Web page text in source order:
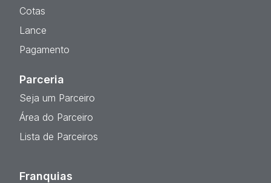
Cotas
Lance
Pagamento
Parceria
Seja um Parceiro
Área do Parceiro
Lista de Parceiros
Franquias